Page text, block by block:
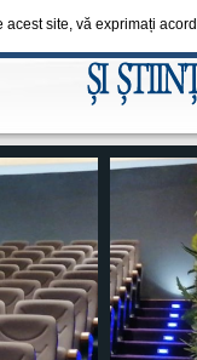
site, vă exprimați